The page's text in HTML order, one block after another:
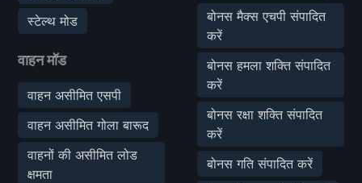
स्टेल्थ मोड
वाहन मॉड
वाहन असीमित एसपी
वाहन असीमित गोला बारूद
वाहनों की असीमित लोड
क्षमता
बोनस मैक्स एचपी संपादित
करें
बोनस हमला शक्ति संपादित
करें
बोनस रक्षा शक्ति संपादित
करें
बोनस गति संपादित करें